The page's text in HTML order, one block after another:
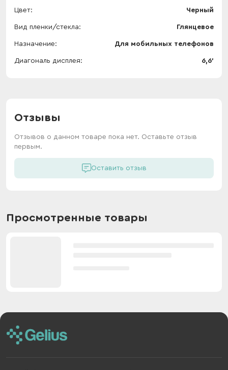
Цвет Черный
Вид пленки/стекла Глянцевое
Назначение Для мобильных телефонов
Диагональ дисплея 6,6'
Отзывы
Отзывов о данном товаре пока нет. Оставьте отзыв
первым.
Оставить отзыв
Просмотренные товары